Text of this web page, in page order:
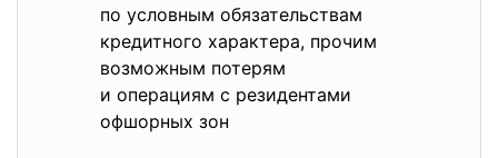
по условным обязательствам
кредитного характера, прочим
возможным потерям
и операциям с резидентами
офшорных зон